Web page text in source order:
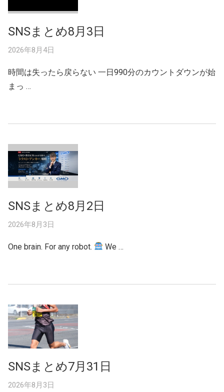
SNSまとめ8月3日
2026年8月4日
時間は失ったら戻らない 一日990分のカウントダウンが始
まっ …
SNSまとめ8月2日
2026年8月3日
One brain. For any robot. We …
SNSまとめ7月31日
2026年8月3日